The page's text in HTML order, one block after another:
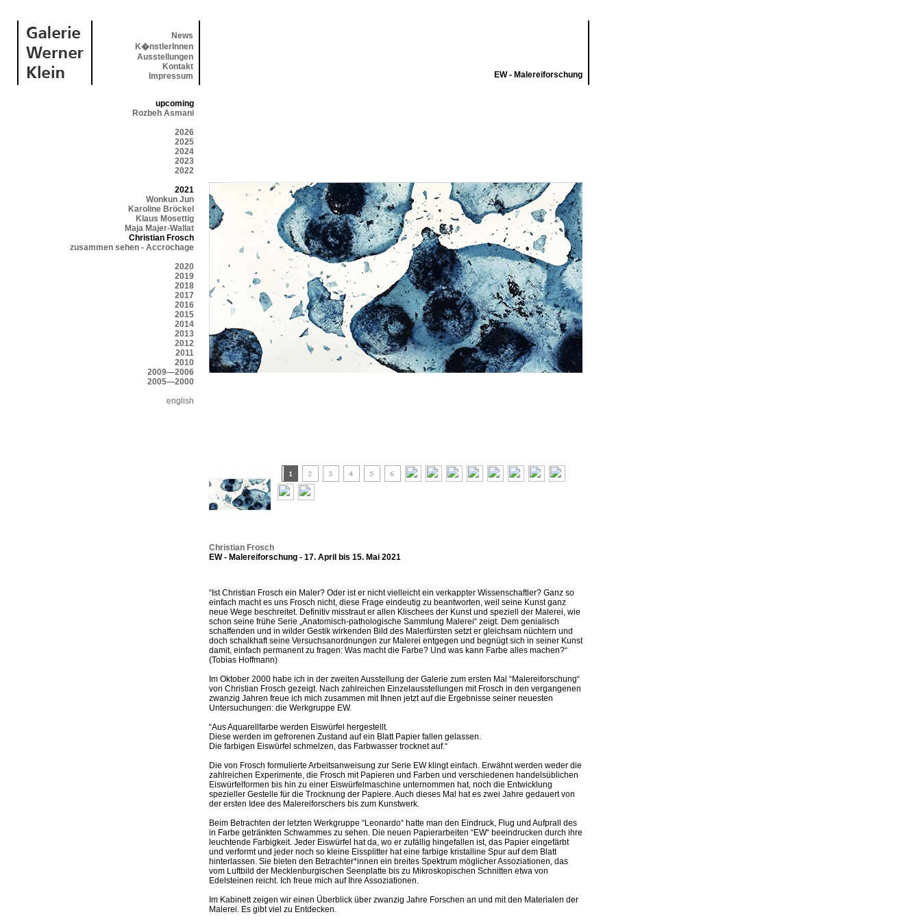
News
K�nstlerInnen
Ausstellungen
Kontakt
Impressum
EW - Malereiforschung
upcoming
Rozbeh Asmani
2026
2025
2024
2023
2022
2021
Wonkun Jun
Karoline Bröckel
Klaus Mosettig
Maja Majer-Wallat
Christian Frosch
zusammen sehen - Accrochage
2020
2019
2018
2017
2016
2015
2014
2013
2012
2011
2010
2009—2006
2005—2000
english
Christian Frosch
EW - Malereiforschung - 17. April bis 15. Mai 2021
“Ist Christian Frosch ein Maler? Oder ist er nicht vielleicht ein verkappter Wissenschaftler? Ganz so
einfach macht es uns Frosch nicht, diese Frage eindeutig zu beantworten, weil seine Kunst ganz
neue Wege beschreitet. Definitiv misstraut er allen Klischees der Kunst und speziell der Malerei, wie
schon seine frühe Serie „Anatomisch-pathologische Sammlung Malerei“ zeigt. Dem genialisch
schaffenden und in wilder Gestik wirkenden Bild des Malerfürsten setzt er gleichsam nüchtern und
doch schalkhaft seine Versuchsanordnungen zur Malerei entgegen und begnügt sich in seiner Kunst
damit, einfach permanent zu fragen: Was macht die Farbe? Und was kann Farbe alles machen?“
(Tobias Hoffmann)
Im Oktober 2000 habe ich in der zweiten Ausstellung der Galerie zum ersten Mal “Malereiforschung“
von Christian Frosch gezeigt. Nach zahlreichen Einzelausstellungen mit Frosch in den vergangenen
zwanzig Jahren freue ich mich zusammen mit Ihnen jetzt auf die Ergebnisse seiner neuesten
Untersuchungen: die Werkgruppe EW.
“Aus Aquarellfarbe werden Eiswürfel hergestellt.
Diese werden im gefrorenen Zustand auf ein Blatt Papier fallen gelassen.
Die farbigen Eiswürfel schmelzen, das Farbwasser trocknet auf.“
Die von Frosch formulierte Arbeitsanweisung zur Serie EW klingt einfach. Erwähnt werden weder die
zahlreichen Experimente, die Frosch mit Papieren und Farben und verschiedenen handelsüblichen
Eiswürfelformen bis hin zu einer Eiswürfelmaschine unternommen hat, noch die Entwicklung
spezieller Gestelle für die Trocknung der Papiere. Auch dieses Mal hat es zwei Jahre gedauert von
der ersten Idee des Malereiforschers bis zum Kunstwerk.
Beim Betrachten der letzten Werkgruppe “Leonardo“ hatte man den Eindruck, Flug und Aufprall des
in Farbe getränkten Schwammes zu sehen. Die neuen Papierarbeiten “EW“ beeindrucken durch ihre
leuchtende Farbigkeit. Jeder Eiswürfel hat da, wo er zufällig hingefallen ist, das Papier eingefärbt
und verformt und jeder noch so kleine Eissplitter hat eine farbige kristalline Spur auf dem Blatt
hinterlassen. Sie bieten den Betrachter*innen ein breites Spektrum möglicher Assoziationen, das
vom Luftbild der Mecklenburgischen Seenplatte bis zu Mikroskopischen Schnitten etwa von
Edelsteinen reicht. Ich freue mich auf Ihre Assoziationen.
Im Kabinett zeigen wir einen Überblick über zwanzig Jahre Forschen an und mit den Materialen der
Malerei. Es gibt viel zu Entdecken.